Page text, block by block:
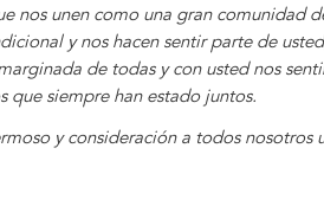
nos unen como una gran comunidad
y nos hacen sentir parte de
de todas y con usted nos
que siempre han estado juntos.
y consideración a todos nosotros